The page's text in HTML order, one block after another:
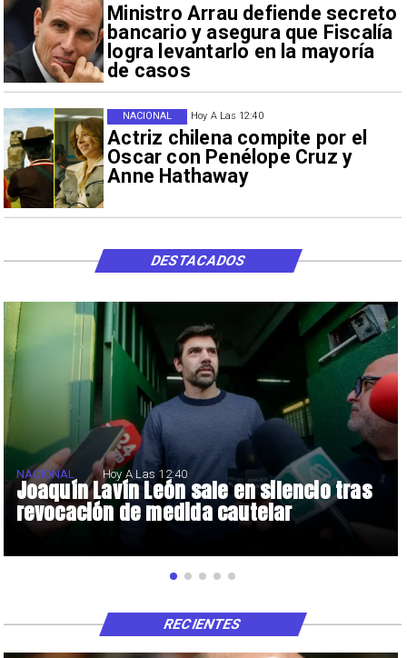
Ministro Arrau defiende secreto
bancario y asegura que Fiscalía
logra levantarlo en la mayoría
de casos
Hoy A Las 12:40
Actriz chilena compite por el
Oscar con Penélope Cruz y
Anne Hathaway
NACIONAL
Joaquín Lavín León sale en silencio tras
revocación de medida cautelar
NACIONAL Hoy A Las 12:40
DESTACADOS
RECIENTES